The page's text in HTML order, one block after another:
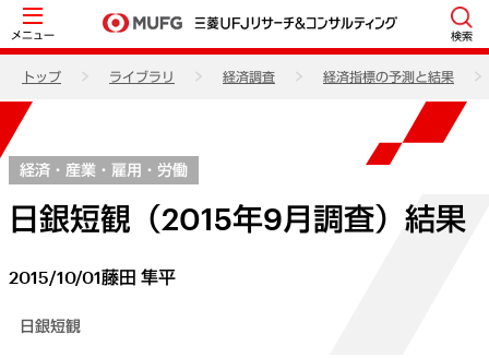
メニュー 検索
トップ ライブラリ 経済調査 経済指標の予測と結果
経済・産業・雇用・労働
日銀短観（2015年9月調査）結果
2015/10/01藤田 隼平
日銀短観